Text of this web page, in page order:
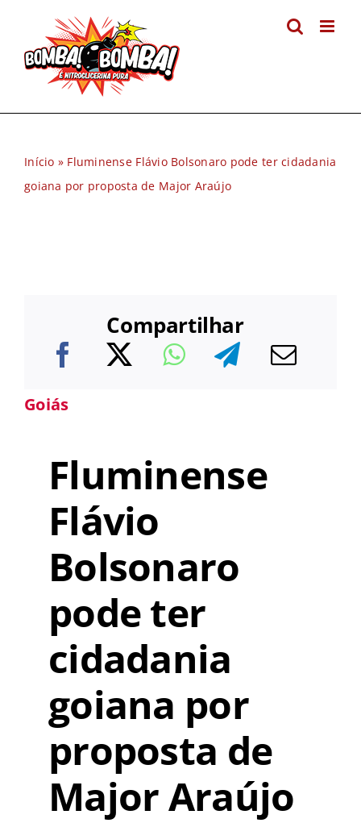
conteúdo
Início » Fluminense Flávio Bolsonaro pode ter cidadania
goiana por proposta de Major Araújo
Compartilhar
Goiás
Fluminense
Flávio
Bolsonaro
pode ter
cidadania
goiana por
proposta de
Major Araújo